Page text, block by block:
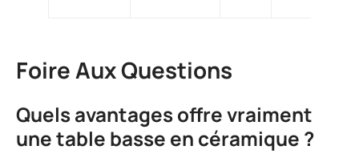
Foire Aux Questions
Quels avantages offre vraiment
une table basse en céramique ?